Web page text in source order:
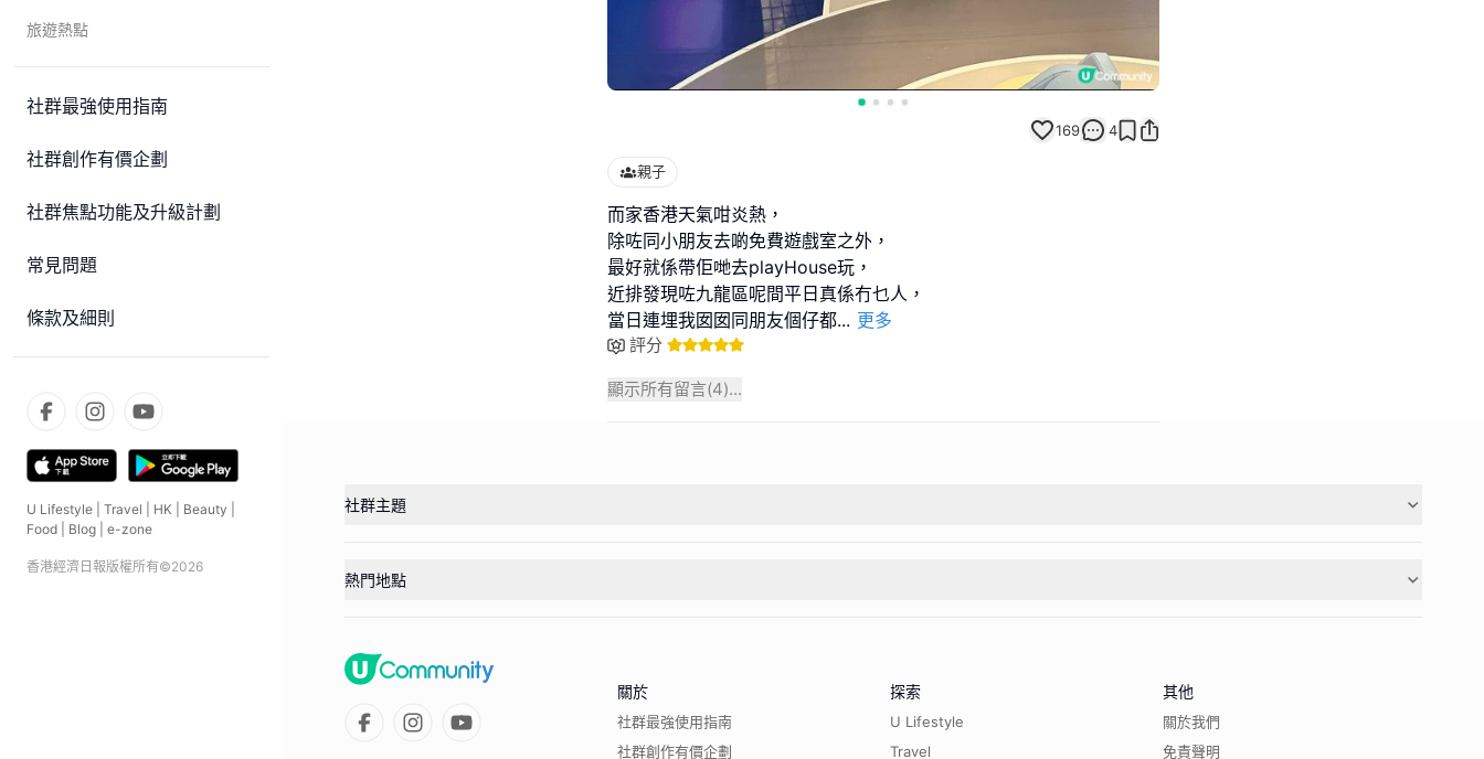
旅遊熱點
社群最強使用指南
社群創作有價企劃
社群焦點功能及升級計劃
常見問題
條款及細則
U Lifestyle Travel HK Beauty
Food
Blog e-zone
香港經濟日報版權所有©2026
169 4
親子
而家香港天氣咁炎熱，
除咗同小朋友去啲免費遊戲室之外，
最好就係帶佢哋去playHouse玩，
近排發現咗九龍區呢間平日真係冇乜人，
當日連埋我囡囡同朋友個仔都... 更多
評分
顯示所有留言(4)...
社群主題
熱門地點
關於
社群最強使用指南
社群創作有價企劃
探索
U Lifestyle
Travel
其他
關於我們
免責聲明